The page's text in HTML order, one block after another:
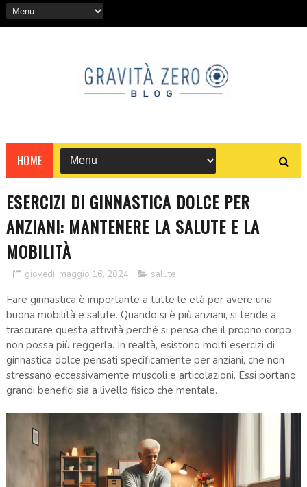
HOME
ESERCIZI DI GINNASTICA DOLCE PER
ANZIANI: MANTENERE LA SALUTE E LA
MOBILITÀ
giovedì, maggio 16, 2024 salute
Fare ginnastica è importante a tutte le età per avere una
buona mobilità e salute. Quando si è più anziani, si tende a
trascurare questa attività perché si pensa che il proprio corpo
non possa più reggerla. In realtà, esistono molti esercizi di
ginnastica dolce pensati specificamente per anziani, che non
stressano eccessivamente muscoli e articolazioni. Essi portano
grandi benefici sia a livello fisico che mentale.